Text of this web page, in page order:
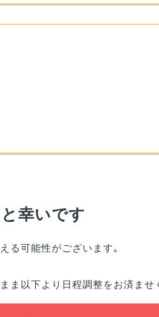
幸いです
る可能性がございます｡
ま以下より日程調整をお済ませ